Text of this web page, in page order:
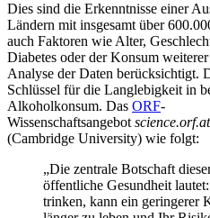
Dies sind die Erkenntnisse einer
Ländern mit insgesamt über
auch Faktoren wie Alter,
Diabetes oder der Konsum
Analyse der Daten berücksichtigt.
Schlüssel für die Langlebigkeit in
Alkoholkonsum. Das ORF-
Wissenschaftsangebot science.orf.at
(Cambridge University) wie folgt:
„Die zentrale Botschaft
öffentliche Gesundheit
trinken, kann ein geringerer